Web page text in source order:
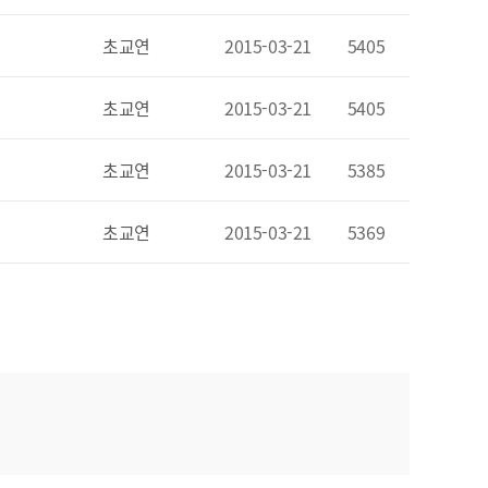
초교연 2015-03-21 5405
초교연 2015-03-21 5405
초교연 2015-03-21 5385
초교연 2015-03-21 5369